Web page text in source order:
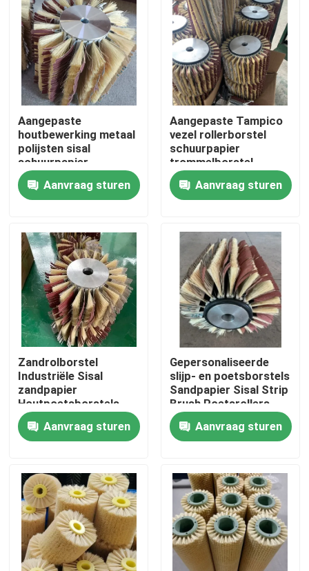
Thuis
Over ons
Fabrieksreis
Kwaliteitscontrole
Contacteer ons
Vraag een offerte aan
Industriële borstelstrook
industriële cilindrische borstel
industriële rolborstel
Aangepaste
houtbewerking metaal
polijsten sisal
schuurpapier
rolborstel
Aanvraag sturen
Aangepaste Tampico
vezel rollerborstel
schuurpapier
trommelborstel
Aanvraag sturen
Zandrolborstel
Industriële Sisal
zandpapier
Houtpoetsborstels
Aanvraag sturen
Gepersonaliseerde
slijp- en poetsborstels
Sandpapier Sisal Strip
Brush Poetsrollers
Voor Poetsmachine
Aanvraag sturen